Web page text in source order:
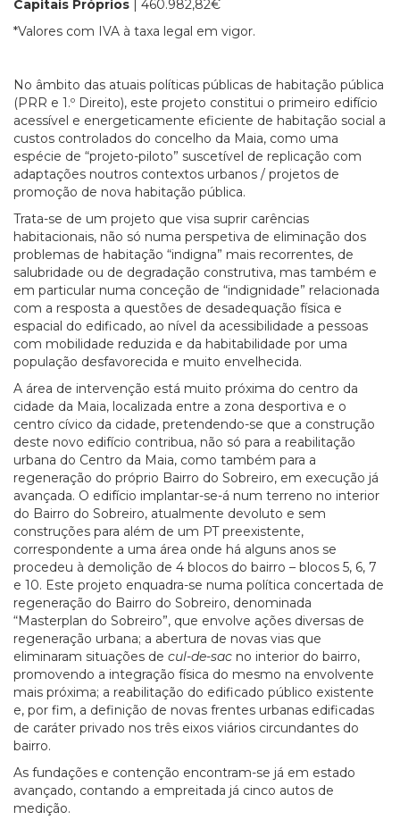
Capitais Próprios | 460.982,82€
*Valores com IVA à taxa legal em vigor.
No âmbito das atuais políticas públicas de habitação pública
(PRR e 1.º Direito), este projeto constitui o primeiro edifício
acessível e energeticamente eficiente de habitação social a
custos controlados do concelho da Maia, como uma
espécie de “projeto-piloto” suscetível de replicação com
adaptações noutros contextos urbanos / projetos de
promoção de nova habitação pública.
Trata-se de um projeto que visa suprir carências
habitacionais, não só numa perspetiva de eliminação dos
problemas de habitação “indigna” mais recorrentes, de
salubridade ou de degradação construtiva, mas também e
em particular numa conceção de “indignidade” relacionada
com a resposta a questões de desadequação física e
espacial do edificado, ao nível da acessibilidade a pessoas
com mobilidade reduzida e da habitabilidade por uma
população desfavorecida e muito envelhecida.
A área de intervenção está muito próxima do centro da
cidade da Maia, localizada entre a zona desportiva e o
centro cívico da cidade, pretendendo-se que a construção
deste novo edifício contribua, não só para a reabilitação
urbana do Centro da Maia, como também para a
regeneração do próprio Bairro do Sobreiro, em execução já
avançada. O edifício implantar-se-á num terreno no interior
do Bairro do Sobreiro, atualmente devoluto e sem
construções para além de um PT preexistente,
correspondente a uma área onde há alguns anos se
procedeu à demolição de 4 blocos do bairro – blocos 5, 6, 7
e 10. Este projeto enquadra-se numa política concertada de
regeneração do Bairro do Sobreiro, denominada
“Masterplan do Sobreiro”, que envolve ações diversas de
regeneração urbana; a abertura de novas vias que
eliminaram situações de cul-de-sac no interior do bairro,
promovendo a integração física do mesmo na envolvente
mais próxima; a reabilitação do edificado público existente
e, por fim, a definição de novas frentes urbanas edificadas
de caráter privado nos três eixos viários circundantes do
bairro.
As fundações e contenção encontram-se já em estado
avançado, contando a empreitada já cinco autos de
medição.